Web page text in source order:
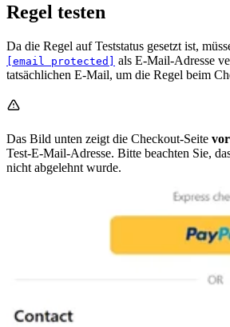
Regel testen
Da die Regel auf Teststatus gesetzt ist,
[email protected]
als E-Mail-Adresse
tatsächlichen E-Mail, um die Regel beim
Das Bild unten zeigt die Checkout-Seite vor
Test-E-Mail-Adresse. Bitte beachten Sie,
nicht abgelehnt wurde.